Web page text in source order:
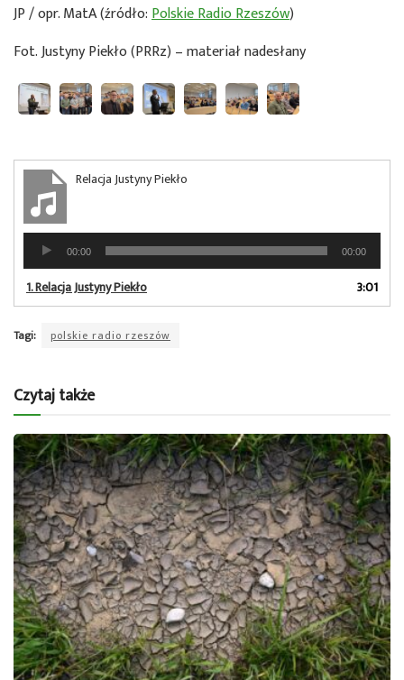
JP / opr. MatA (źródło:Polskie Radio Rzeszów)
Fot. Justyny Piekło (PRRz) – materiał nadesłany
Relacja Justyny Piekło
Odtwarzacz
plików
dźwiękowych
00:00 00:00
1.Relacja Justyny Piekło 3:01
Tagi: polskie radio rzeszów
Czytaj także